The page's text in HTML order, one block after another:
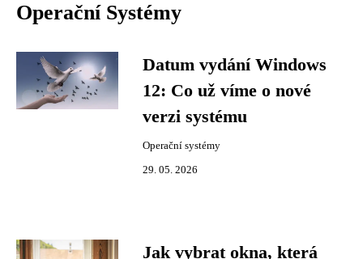
Operační Systémy
Datum vydání Windows
12: Co už víme o nové
verzi systému
Operační systémy
29. 05. 2026
Jak vybrat okna, která